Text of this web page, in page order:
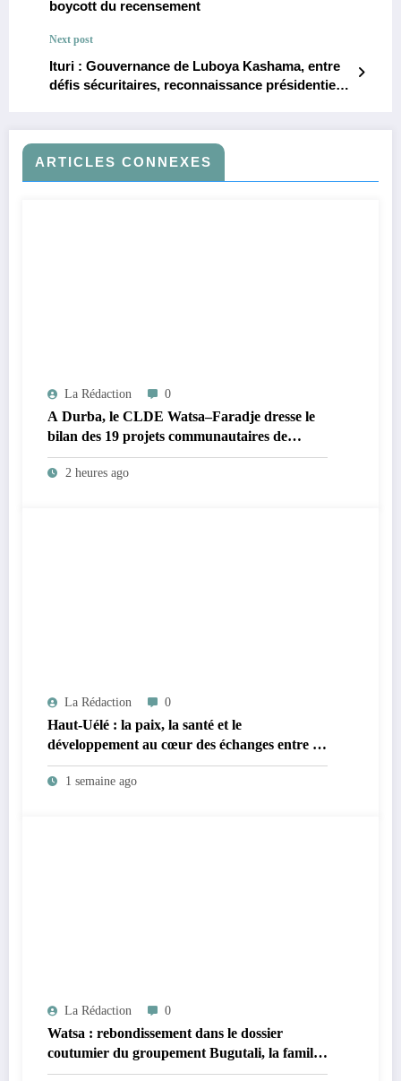
boycott du recensement
Next post
Ituri : Gouvernance de Luboya Kashama, entre
défis sécuritaires, reconnaissance présidentielle
ARTICLES CONNEXES
La Rédaction 0
A Durba, le CLDE Watsa–Faradje dresse le
bilan des 19 projets communautaires de
cahier de charge signé avec KGM S.A et
prépare le deuxième quinquennat
2 heures ago
La Rédaction 0
Haut-Uélé : la paix, la santé et le
développement au cœur des échanges entre le
vice-gouverneur Christophe Dara Matata et
les chefs des secteurs de Gombari et de
1 semaine ago
La Rédaction 0
Watsa : rebondissement dans le dossier
coutumier du groupement Bugutali, la famille
régnante Mbiliki réclame l’installation urgente